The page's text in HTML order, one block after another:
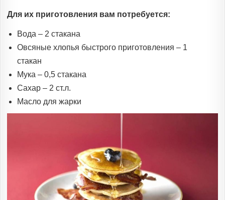
Для их приготовления вам потребуется:
Вода – 2 стакана
Овсяные хлопья быстрого приготовления – 1
стакан
Мука – 0,5 стакана
Сахар – 2 ст.л.
Масло для жарки